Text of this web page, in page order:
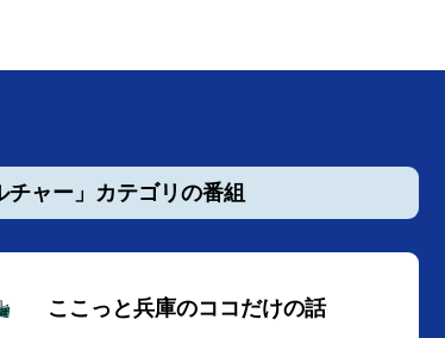
チャー」カテゴリの番組
ここっと兵庫のココだけの話